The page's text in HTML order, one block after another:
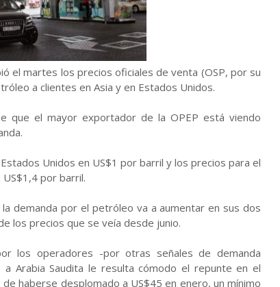
el martes los precios oficiales de venta (OSP, por su
a clientes en Asia y en Estados Unidos.
que el mayor exportador de la OPEP está viendo
Unidos en US$1 por barril y los precios para el
por barril.
demanda por el petróleo va a aumentar en sus dos
los precios que se veía desde junio.
los operadores -por otras señales de demanda
Arabia Saudita le resulta cómodo el repunte en el
haberse desplomado a US$45 en enero, un mínimo